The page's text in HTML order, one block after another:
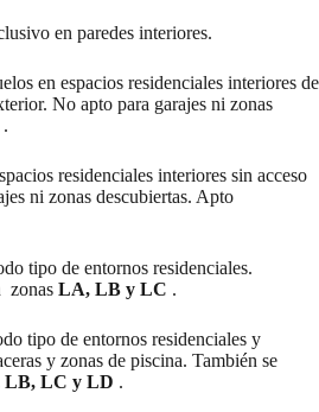
en paredes interiores.
en espacios residenciales interiores de
No apto para garajes ni zonas
.
residenciales interiores sin acceso
ni zonas descubiertas. Apto
tipo de entornos residenciales.
zonas LA, LB y LC .
tipo de entornos residenciales y
y zonas de piscina. También se
LB, LC y LD .